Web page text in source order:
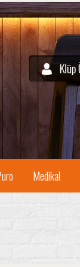
Medikal